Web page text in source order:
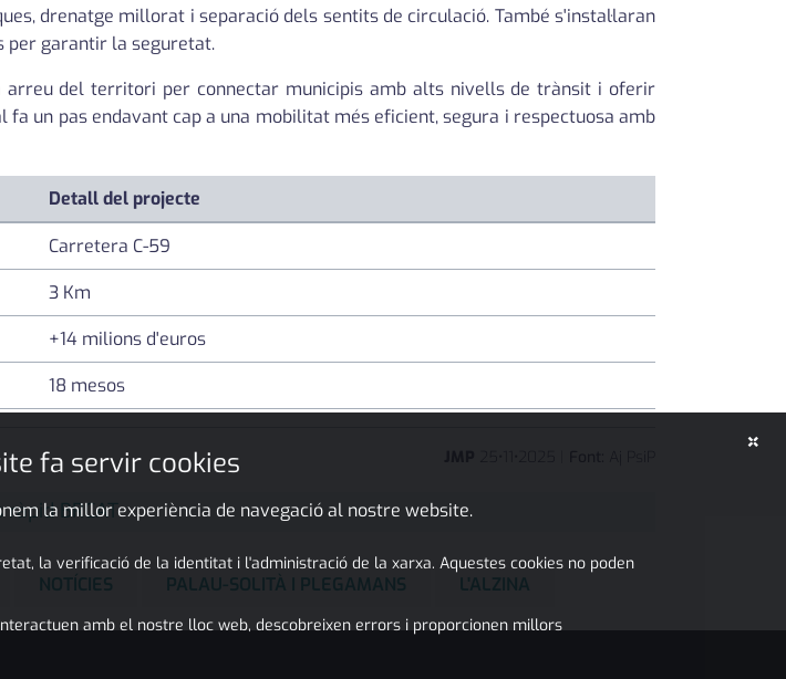
drenatge millorat i separació dels sentits de circulació. També s'instal·laran
per garantir la seguretat.
del territori per connectar municipis amb alts nivells de trànsit i oferir
un pas endavant cap a una mobilitat més eficient, segura i respectuosa amb
Detall del projecte
Carretera C-59
3 Km
+14 milions d'euros
18 mesos
BRCAT
NOTÍCIES PALAU-SOLITÀ I PLEGAMANS L'ALZINA
×
fa servir cookies
la millor experiència de navegació al nostre website.
la verificació de la identitat i l'administració de la xarxa. Aquestes cookies no poden
amb el nostre lloc web, descobreixen errors i proporcionen millors